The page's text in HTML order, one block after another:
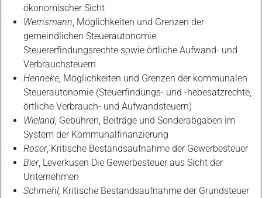
ökonomischer Sicht
Wernsmann, Möglichkeiten und Grenzen der
gemeindlichen Steuerautonomie:
Steuererfindungsrechte sowie örtliche Aufwand- und
Verbrauchsteuern
Henneke, Möglichkeiten und Grenzen der kommunalen
Steuerautonomie (Steuerfindungs- und -hebesatzrechte,
örtliche Verbrauch- und Aufwandsteuern)
Wieland, Gebühren, Beiträge und Sonderabgaben im
System der Kommunalfinanzierung
Roser, Kritische Bestandsaufnahme der Gewerbesteuer
Bier, Leverkusen Die Gewerbesteuer aus Sicht der
Unternehmen
Schmehl, Kritische Bestandsaufnahme der Grundsteuer